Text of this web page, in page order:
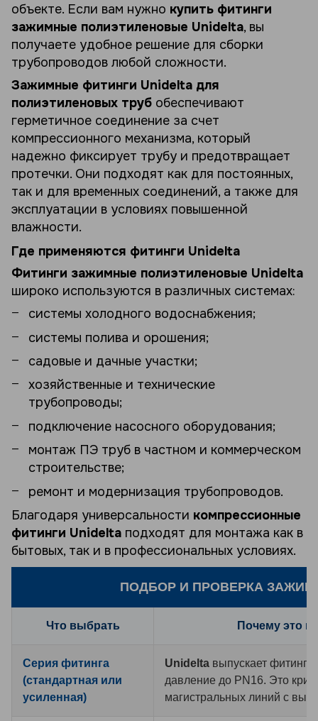
объекте. Если вам нужно купить фитинги
зажимные полиэтиленовые Unidelta, вы
получаете удобное решение для сборки
трубопроводов любой сложности.
Зажимные фитинги Unidelta для
полиэтиленовых труб обеспечивают
герметичное соединение за счет
компрессионного механизма, который
надежно фиксирует трубу и предотвращает
протечки. Они подходят как для постоянных,
так и для временных соединений, а также для
эксплуатации в условиях повышенной
влажности.
Где применяются фитинги Unidelta
Фитинги зажимные полиэтиленовые Unidelta
широко используются в различных системах:
системы холодного водоснабжения;
системы полива и орошения;
садовые и дачные участки;
хозяйственные и технические
трубопроводы;
подключение насосного оборудования;
монтаж ПЭ труб в частном и коммерческом
строительстве;
ремонт и модернизация трубопроводов.
Благодаря универсальности компрессионные
фитинги Unidelta подходят для монтажа как в
бытовых, так и в профессиональных условиях.
ПОДБОР И ПРОВЕРКА
Что выбрать Почему это
Серия фитинга
(стандартная или
усиленная)
Unidelta выпускает
давление до PN16. Это
магистральных линий с